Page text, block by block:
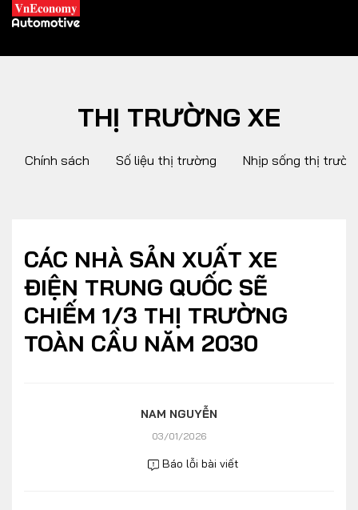
XE XANH
Xe điện
THỊ TRƯỜNG XE
Chính sách
DOANH NGHIỆP
Thương hiệu
THỊ TRƯỜNG XE
Chính sách Số liệu thị trường Nhịp sống thị
CÁC NHÀ SẢN XUẤT XE
ĐIỆN TRUNG QUỐC SẼ
CHIẾM 1/3 THỊ TRƯỜNG
TOÀN CẦU NĂM 2030
NAM NGUYỄN
03/01/2026
Báo lỗi bài viết